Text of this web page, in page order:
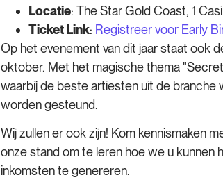
Locatie: The Star Gold Coast, 1
Ticket Link: Registreer voor Early
Op het evenement van dit jaar staat ook
oktober. Met het magische thema
waarbij de beste artiesten uit de
worden gesteund.
Wij zullen er ook zijn! Kom kennismaken
onze stand om te leren hoe we u
inkomsten te genereren.